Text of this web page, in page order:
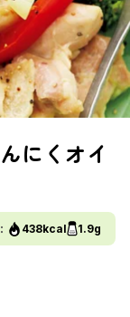
にくオイ
438kcal 1.9g